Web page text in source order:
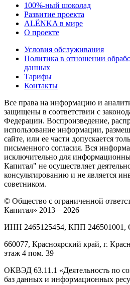
100%-ный шоколад
Развитие проекта
ALЁNKA в мире
О проекте
Условия обслуживания
Политика в отношении
данных
Тарифы
Контакты
Все права на информацию и
защищены в соответствии с
Федерации. Воспроизведение,
использование информации,
сайте, или ее части допускается
письменного согласия. Вся
исключительно для
Капитал" не осуществляет
консультированию и не является
советником.
© Общество с ограниченной
Капитал» 2013—2026
ИНН 2465125454, КПП 246501001,
660077, Красноярский край, г.
этаж 4 пом. 39
ОКВЭД 63.11.1 «Деятельность по
баз данных и информационных